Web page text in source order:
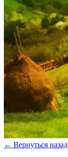
← Вернуться назад